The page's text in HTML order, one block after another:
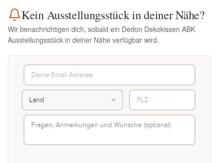
Kein Ausstellungsstück in deiner Nähe?
Wir benachrichtigen dich, sobald ein Dedon Dekokissen ABK
Ausstellungsstück in deiner Nähe verfügbar wird.